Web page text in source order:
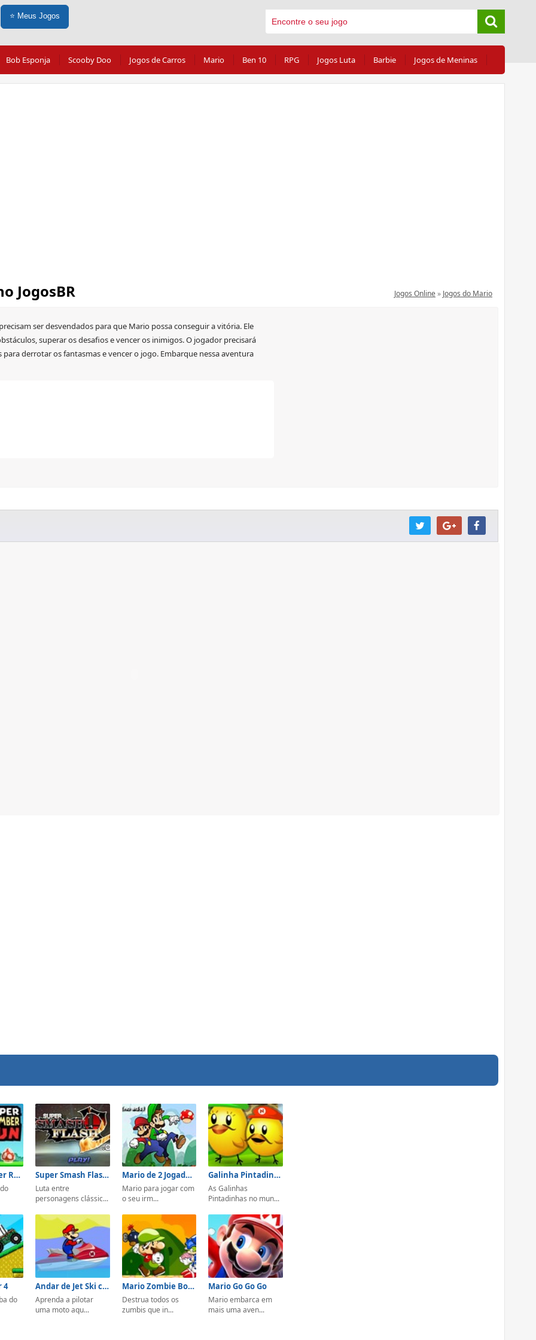
⭐ Meus Jogos
Bob Esponja Scooby Doo Jogos de Carros Mario Ben 10 RPG Jogos Luta Barbie Jogos de Meninas
JogosBR Jogos Online» Jogos do Mario
ser desvendados para que Mario possa conseguir a vitória. Ele
superar os desafios e vencer os inimigos. O jogador precisará
derrotar os fantasmas e vencer o jogo. Embarque nessa aventura
Super Plumber Run Super Smash Flash 2 v0.9b
Luta entre
personagens clássic...
Mario de 2 Jogadores
Mario para jogar com
o seu irm...
Galinha Pintadinha: Super Irmãs
As Galinhas
Pintadinhas no mun...
4
do
Andar de Jet Ski com Mario
Aprenda a pilotar
uma moto aqu...
Mario Zombie Bomber
Destrua todos os
zumbis que in...
Mario Go Go Go
Mario embarca em
mais uma aven...